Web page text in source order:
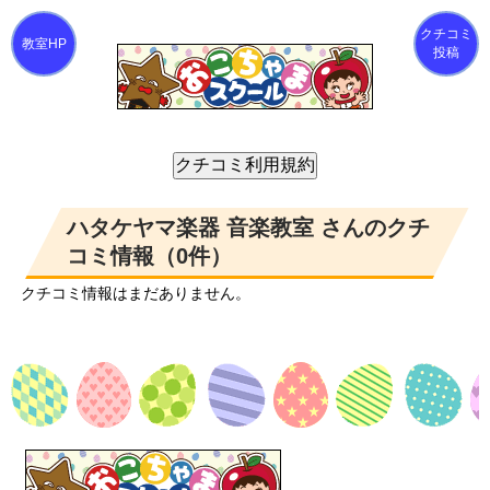
クチコミ
投稿
ハタケヤマ楽器 音楽教室 さんのクチ
コミ情報（0件）
クチコミ情報はまだありません。